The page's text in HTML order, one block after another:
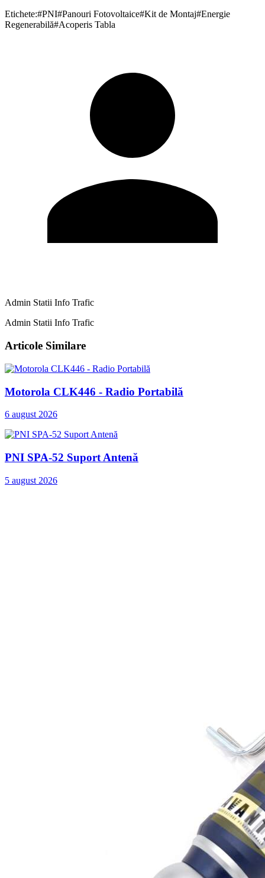
Etichete:#PNI#Panouri Fotovoltaice#Kit de Montaj#Energie
Regenerabilă#Acoperis Tabla
Admin Statii Info Trafic
Admin Statii Info Trafic
Articole Similare
Motorola CLK446 - Radio Portabilă
6 august 2026
PNI SPA-52 Suport Antenă
5 august 2026